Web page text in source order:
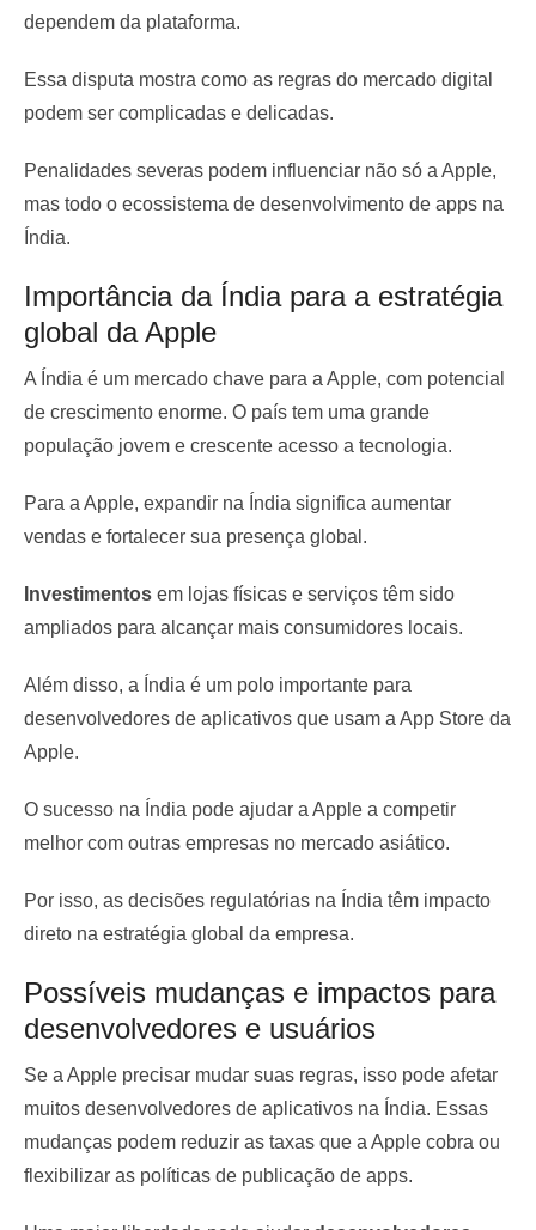
dependem da plataforma.
Essa disputa mostra como as regras do mercado digital
podem ser complicadas e delicadas.
Penalidades severas podem influenciar não só a Apple,
mas todo o ecossistema de desenvolvimento de apps na
Índia.
Importância da Índia para a estratégia
global da Apple
A Índia é um mercado chave para a Apple, com potencial
de crescimento enorme. O país tem uma grande
população jovem e crescente acesso a tecnologia.
Para a Apple, expandir na Índia significa aumentar
vendas e fortalecer sua presença global.
Investimentos em lojas físicas e serviços têm sido
ampliados para alcançar mais consumidores locais.
Além disso, a Índia é um polo importante para
desenvolvedores de aplicativos que usam a App Store da
Apple.
O sucesso na Índia pode ajudar a Apple a competir
melhor com outras empresas no mercado asiático.
Por isso, as decisões regulatórias na Índia têm impacto
direto na estratégia global da empresa.
Possíveis mudanças e impactos para
desenvolvedores e usuários
Se a Apple precisar mudar suas regras, isso pode afetar
muitos desenvolvedores de aplicativos na Índia. Essas
mudanças podem reduzir as taxas que a Apple cobra ou
flexibilizar as políticas de publicação de apps.